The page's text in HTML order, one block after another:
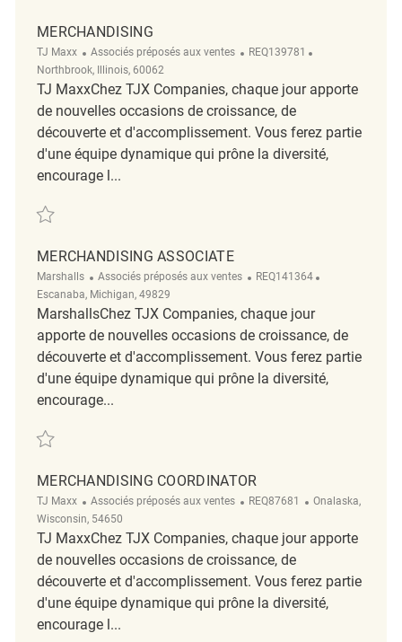
MERCHANDISING
TJ Maxx Catégorie
Associés préposés aux ventes ReqId
REQ139781
Northbrook, Illinois, 60062
TJ MaxxChez TJX Companies, chaque jour apporte
de nouvelles occasions de croissance, de
découverte et d'accomplissement. Vous ferez partie
d'une équipe dynamique qui prône la diversité,
encourage l...
Sauvegarder Merchandising REQ139781
MERCHANDISING ASSOCIATE
Marshalls Catégorie
Associés préposés aux ventes ReqId
REQ141364
Escanaba, Michigan, 49829
MarshallsChez TJX Companies, chaque jour
apporte de nouvelles occasions de croissance, de
découverte et d'accomplissement. Vous ferez partie
d'une équipe dynamique qui prône la diversité,
encourage...
Sauvegarder Merchandising Associate REQ141364
MERCHANDISING COORDINATOR
TJ Maxx Catégorie
Associés préposés aux ventes ReqId
REQ87681 Emplacement
Onalaska,
Wisconsin, 54650
TJ MaxxChez TJX Companies, chaque jour apporte
de nouvelles occasions de croissance, de
découverte et d'accomplissement. Vous ferez partie
d'une équipe dynamique qui prône la diversité,
encourage l...